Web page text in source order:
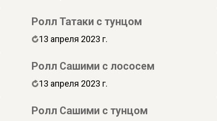
Ролл Татаки с тунцом
13 апреля 2023 г.
Ролл Сашими с лососем
13 апреля 2023 г.
Ролл Сашими с тунцом